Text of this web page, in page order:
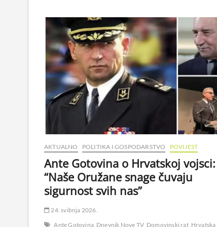
AKTUALNO POLITIKA I GOSPODARSTVO POVIJEST
Ante Gotovina o Hrvatskoj vojsci:
“Naše Oružane snage čuvaju
sigurnost svih nas”
24. svibnja 2026.
Ante Gotovina Dnevnik Nove TV Domovinski rat Hrvatska